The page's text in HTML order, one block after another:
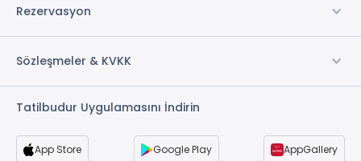
Rezervasyon
Sözleşmeler & KVKK
Tatilbudur Uygulamasını İndirin
App Store Google Play AppGallery